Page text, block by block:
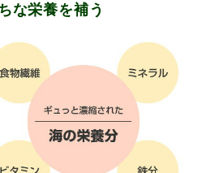
な栄養を補う